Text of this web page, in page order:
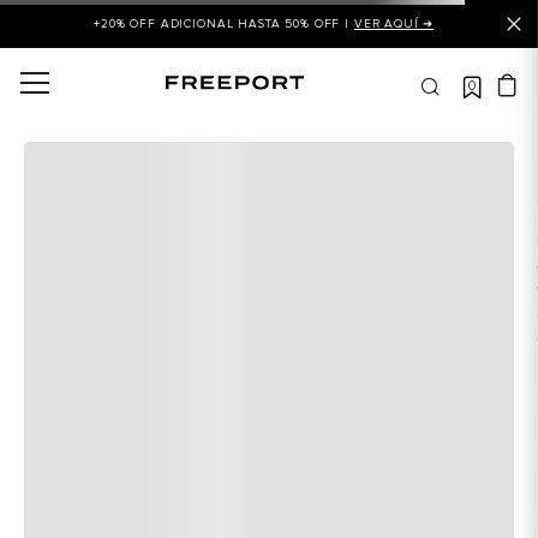
+20% OFF ADICIONAL HASTA 50% OFF | VER AQUÍ ➜
0